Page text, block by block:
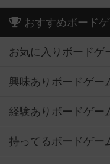
おすすめボード
お気に入りボードゲ
興味ありボードゲー
経験ありボードゲー
持ってるボードゲー